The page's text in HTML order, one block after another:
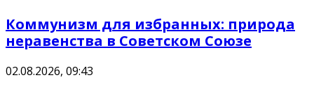
Коммунизм для избранных: природа
неравенства в Советском Союзе
02.08.2026, 09:43